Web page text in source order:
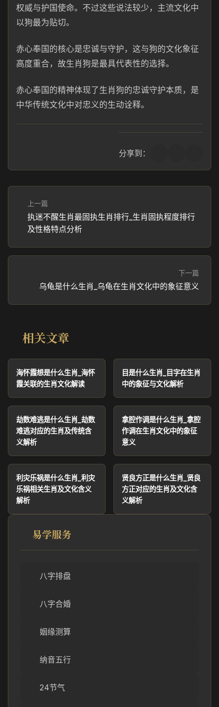
权威与护国使命。不过这些说法较少，主流文化中
以狗最为贴切。
赤心奉国的核心是忠诚与守护，这与狗的文化象征
高度重合，故生肖狗是最具代表性的选择。
赤心奉国的精神体现了生肖狗的忠诚守护本质，是
中华传统文化中对忠义的生动诠释。
分享到：
上一篇
执迷不醒生肖最固执生肖排行_生肖固执程度排行
及性格特点分析
下一篇
乌龟是什么生肖_乌龟在生肖文化中的象征意义
相关文章
海怀霞想是什么生肖_海怀
霞关联的生肖文化解读
目是什么生肖_目字在生肖
中的象征与文化解析
劫数难逃是什么生肖_劫数
难逃对应的生肖及传统含
义解析
拿腔作调是什么生肖_拿腔
作调在生肖文化中的象征
意义
利灾乐祸是什么生肖_利灾
乐祸相关生肖及文化含义
解析
贤良方正是什么生肖_贤良
方正对应的生肖及文化含
义解析
易学服务
八字排盘
八字合婚
姻缘测算
纳音五行
24节气